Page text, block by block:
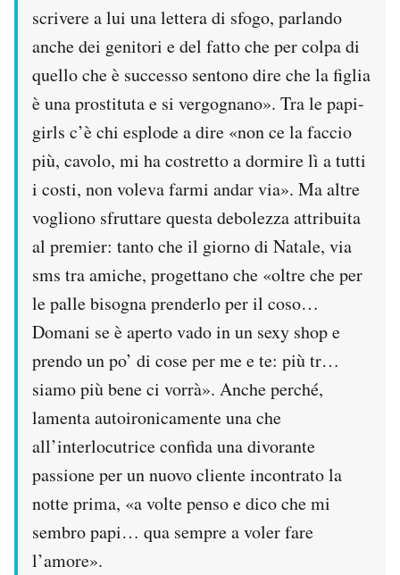
scrivere a lui una lettera di sfogo, parlando
anche dei genitori e del fatto che per colpa di
quello che è successo sentono dire che la figlia
è una prostituta e si vergognano». Tra le papi-
girls c’è chi esplode a dire «non ce la faccio
più, cavolo, mi ha costretto a dormire lì a tutti
i costi, non voleva farmi andar via». Ma altre
vogliono sfruttare questa debolezza attribuita
al premier: tanto che il giorno di Natale, via
sms tra amiche, progettano che «oltre che per
le palle bisogna prenderlo per il coso…
Domani se è aperto vado in un sexy shop e
prendo un po’ di cose per me e te: più tr…
siamo più bene ci vorrà». Anche perché,
lamenta autoironicamente una che
all’interlocutrice confida una divorante
passione per un nuovo cliente incontrato la
notte prima, «a volte penso e dico che mi
sembro papi… qua sempre a voler fare
l’amore».